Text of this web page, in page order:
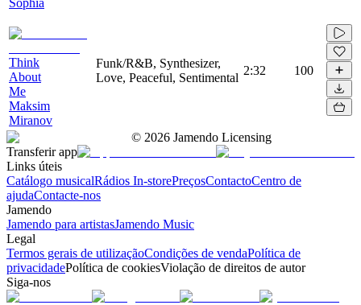
Think
About
Me
Maksim
Miranov
Funk/R&B, Synthesizer,
Love, Peaceful, Sentimental
2:32 100
© 2026 Jamendo Licensing
Transferir app
Links úteis
Catálogo musicalRádios In-storePreçosContactoCentro de
ajudaContacte-nos
Jamendo
Jamendo para artistasJamendo Music
Legal
Termos gerais de utilizaçãoCondições de vendaPolítica de
privacidadePolítica de cookiesViolação de direitos de autor
Siga-nos